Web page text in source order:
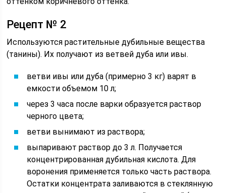
Рецепт № 2
Используются растительные дубильные вещества
(танины). Их получают из ветвей дуба или ивы.
ветви ивы или дуба (примерно 3 кг) варят в
емкости объемом 10 л;
через 3 часа после варки образуется раствор
черного цвета;
ветви вынимают из раствора;
выпаривают раствор до 3 л. Получается
концентрированная дубильная кислота. Для
воронения применяется только часть раствора.
Остатки концентрата заливаются в стеклянную